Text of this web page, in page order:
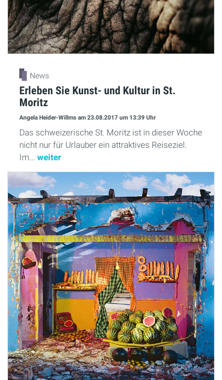
News
Erleben Sie Kunst- und Kultur in St.
Moritz
Angela Heider-Willms am 23.08.2017 um 13:39 Uhr
Das schweizerische St. Moritz ist in dieser Woche
nicht nur für Urlauber ein attraktives Reiseziel.
Im... weiter